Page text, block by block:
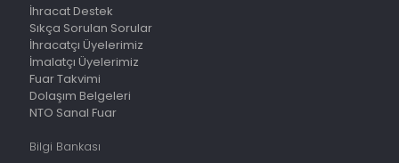
İhracat Destek
Sıkça Sorulan Sorular
İhracatçı Üyelerimiz
İmalatçı Üyelerimiz
Fuar Takvimi
Dolaşım Belgeleri
NTO Sanal Fuar
Bilgi Bankası